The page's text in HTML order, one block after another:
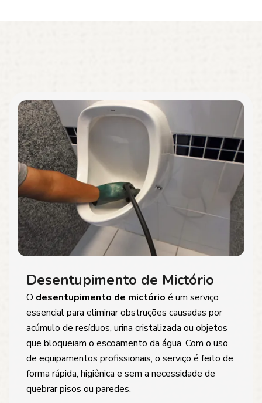
Desentupimento de Mictório
O desentupimento de mictório é um serviço
essencial para eliminar obstruções causadas por
acúmulo de resíduos, urina cristalizada ou objetos
que bloqueiam o escoamento da água. Com o uso
de equipamentos profissionais, o serviço é feito de
forma rápida, higiênica e sem a necessidade de
quebrar pisos ou paredes.